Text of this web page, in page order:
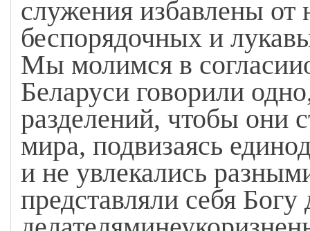
служения избавлены от
беспорядочных и
Мы молимся в
Беларуси говорили
разделений, чтобы они
мира, подвизаясь
и не увлекались
представляли себя